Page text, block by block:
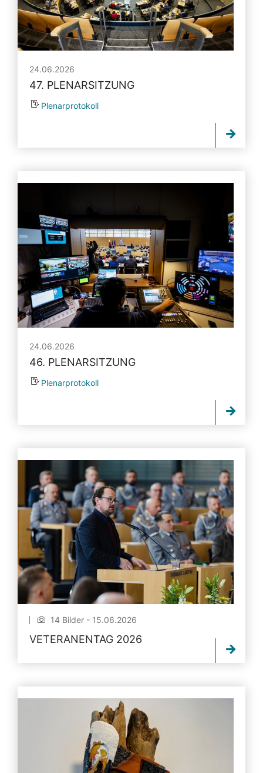
24.06.2026
47. PLENARSITZUNG
Plenarprotokoll
24.06.2026
46. PLENARSITZUNG
Plenarprotokoll
14 Bilder - 15.06.2026
VETERANENTAG 2026